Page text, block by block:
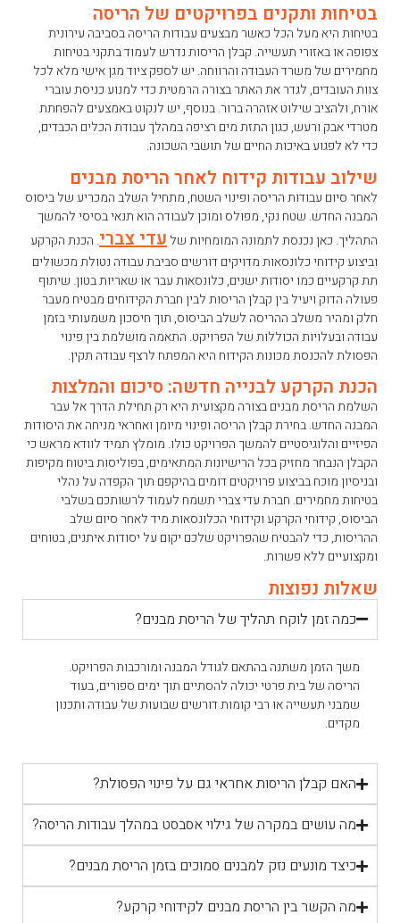
בטיחות ותקנים בפרויקטים של הריסה
בטיחות היא מעל הכל כאשר מבצעים עבודות הריסה בסביבה עירונית
צפופה או באזורי תעשייה. קבלן הריסות נדרש לעמוד בתקני בטיחות
מחמירים של משרד העבודה והרווחה. יש לספק ציוד מגן אישי מלא לכל
צוות העובדים, לגדר את האתר בצורה הרמטית כדי למנוע כניסת עוברי
אורח, ולהציב שילוט אזהרה ברור. בנוסף, יש לנקוט באמצעים להפחתת
מטרדי אבק ורעש, כגון התזת מים רציפה במהלך עבודת הכלים הכבדים,
כדי לא לפגוע באיכות החיים של תושבי השכונה.
שילוב עבודות קידוח לאחר הריסת מבנים
לאחר סיום עבודות הריסה ופינוי השטח, מתחיל השלב המכריע של ביסוס
המבנה החדש. שטח נקי, מפולס ומוכן לעבודה הוא תנאי בסיסי להמשך
התהליך. כאן נכנסת לתמונה המומחיות שלעדי צברי. הכנת הקרקע
וביצוע קידוחי כלונסאות מדויקים דורשים סביבת עבודה נטולת מכשולים
תת קרקעיים כמו יסודות ישנים, כלונסאות עבר או שאריות בטון. שיתוף
פעולה הדוק ויעיל בין קבלן הריסות לבין חברת הקידוחים מבטיח מעבר
חלק ומהיר משלב ההריסה לשלב הביסוס, תוך חיסכון משמעותי בזמן
עבודה ובעלויות הכוללות של הפרויקט. התאמה מושלמת בין פינוי
הפסולת להכנסת מכונות הקידוח היא המפתח לרצף עבודה תקין.
הכנת הקרקע לבנייה חדשה: סיכום והמלצות
השלמת הריסת מבנים בצורה מקצועית היא רק תחילת הדרך אל עבר
המבנה החדש. בחירת קבלן הריסה ופינוי מיומן ואחראי מניחה את היסודות
הפיזיים והלוגיסטיים להמשך הפרויקט כולו. מומלץ תמיד לוודא מראש כי
הקבלן הנבחר מחזיק בכל הרישיונות המתאימים, בפוליסות ביטוח מקיפות
ובניסיון מוכח בביצוע פרויקטים דומים בהיקפם תוך הקפדה על נהלי
בטיחות מחמירים. חברת עדי צברי תשמח לעמוד לרשותכם בשלבי
הביסוס, קידוחי הקרקע וקידוחי הכלונסאות מיד לאחר סיום שלב
ההריסות, כדי להבטיח שהפרויקט שלכם יקום על יסודות איתנים, בטוחים
ומקצועיים ללא פשרות.
שאלות נפוצות
כמה זמן לוקח תהליך של הריסת מבנים?
משך הזמן משתנה בהתאם לגודל המבנה ומורכבות הפרויקט.
הריסה של בית פרטי יכולה להסתיים תוך ימים ספורים, בעוד
שמבני תעשייה או רבי קומות דורשים שבועות של עבודה ותכנון
מקדים.
האם קבלן הריסות אחראי גם על פינוי הפסולת?
מה עושים במקרה של גילוי אסבסט במהלך עבודות הריסה?
כיצד מונעים נזק למבנים סמוכים בזמן הריסת מבנים?
מה הקשר בין הריסת מבנים לקידוחי קרקע?